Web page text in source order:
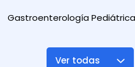
Gastroenterología Pediátrica
Ver todas